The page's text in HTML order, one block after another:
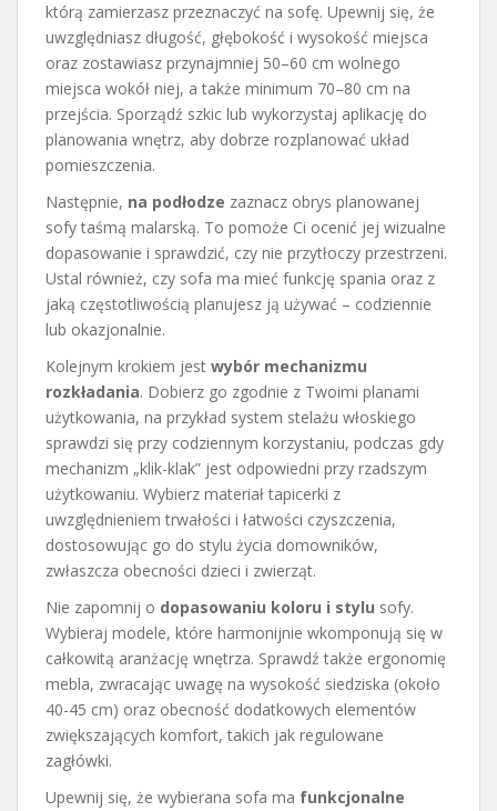
którą zamierzasz przeznaczyć na sofę. Upewnij się, że
uwzględniasz długość, głębokość i wysokość miejsca
oraz zostawiasz przynajmniej 50–60 cm wolnego
miejsca wokół niej, a także minimum 70–80 cm na
przejścia. Sporządź szkic lub wykorzystaj aplikację do
planowania wnętrz, aby dobrze rozplanować układ
pomieszczenia.
Następnie, na podłodze zaznacz obrys planowanej
sofy taśmą malarską. To pomoże Ci ocenić jej wizualne
dopasowanie i sprawdzić, czy nie przytłoczy przestrzeni.
Ustal również, czy sofa ma mieć funkcję spania oraz z
jaką częstotliwością planujesz ją używać – codziennie
lub okazjonalnie.
Kolejnym krokiem jest wybór mechanizmu
rozkładania. Dobierz go zgodnie z Twoimi planami
użytkowania, na przykład system stelażu włoskiego
sprawdzi się przy codziennym korzystaniu, podczas gdy
mechanizm „klik-klak” jest odpowiedni przy rzadszym
użytkowaniu. Wybierz materiał tapicerki z
uwzględnieniem trwałości i łatwości czyszczenia,
dostosowując go do stylu życia domowników,
zwłaszcza obecności dzieci i zwierząt.
Nie zapomnij o dopasowaniu koloru i stylu sofy.
Wybieraj modele, które harmonijnie wkomponują się w
całkowitą aranżację wnętrza. Sprawdź także ergonomię
mebla, zwracając uwagę na wysokość siedziska (około
40-45 cm) oraz obecność dodatkowych elementów
zwiększających komfort, takich jak regulowane
zagłówki.
Upewnij się, że wybierana sofa ma funkcjonalne